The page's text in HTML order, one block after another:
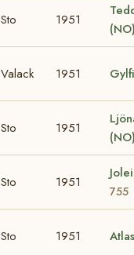
Sto 1951
Valack 1951
Sto 1951
Sto 1951
755
Sto 1951